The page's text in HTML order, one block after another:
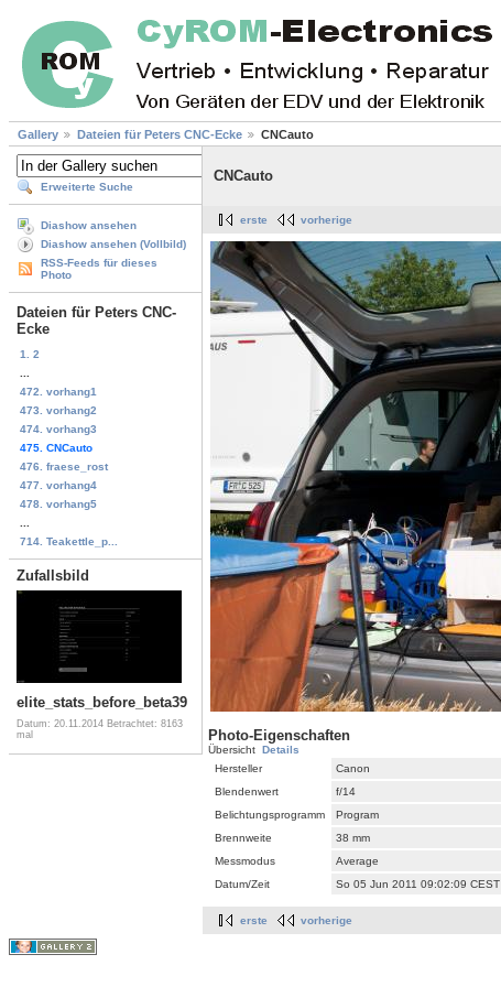
Gallery Dateien für Peters CNC-Ecke CNCauto
Erweiterte Suche
Diashow ansehen
Diashow ansehen (Vollbild)
RSS-Feeds für dieses
Photo
Dateien für Peters CNC-
Ecke
1. 2
472. vorhang1
473. vorhang2
474. vorhang3
475. CNCauto
476. fraese_rost
477. vorhang4
478. vorhang5
714. Teakettle_p...
Zufallsbild
elite_stats_before_beta39
Datum: 20.11.2014 Betrachtet: 8163
mal
CNCauto
erste vorherige
Photo-Eigenschaften
Übersicht Details
Hersteller
Canon
Blendenwert
f/14
Belichtungsprogramm
Program
Brennweite
38 mm
Messmodus
Average
Datum/Zeit
So 05 Jun 2011 09:02:09 CEST
erste vorherige